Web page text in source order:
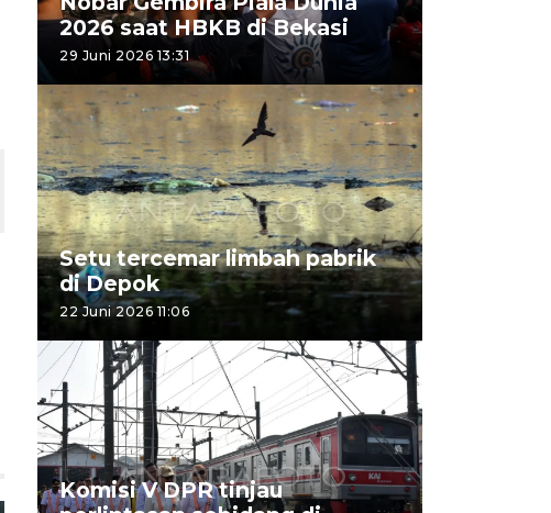
2026 saat HBKB di Bekasi
29 Juni 2026 13:31
Setu tercemar limbah pabrik
di Depok
22 Juni 2026 11:06
Komisi V DPR tinjau